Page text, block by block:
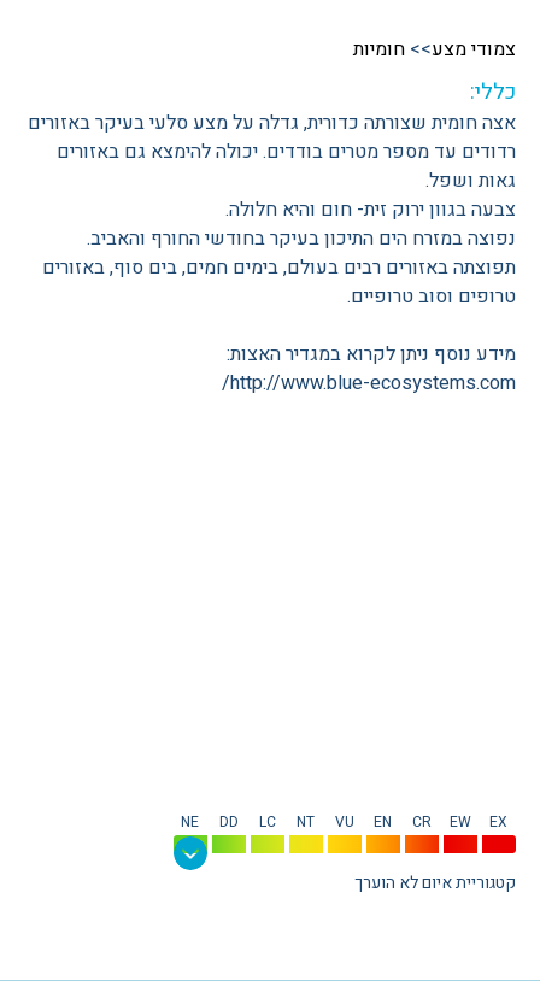
צמודי מצע>> חומיות
כללי:
אצה חומית שצורתה כדורית, גדלה על מצע סלעי בעיקר באזורים
רדודים עד מספר מטרים בודדים. יכולה להימצא גם באזורים
גאות ושפל.
צבעה בגוון ירוק זית- חום והיא חלולה.
נפוצה במזרח הים התיכון בעיקר בחודשי החורף והאביב.
תפוצתה באזורים רבים בעולם, בימים חמים, בים סוף, באזורים
טרופים וסוב טרופיים.
מידע נוסף ניתן לקרוא במגדיר האצות:
http://www.blue-ecosystems.com/
EX
EW
CR
EN
VU
NT
LC
DD
NE
קטגוריית איום לא הוערך